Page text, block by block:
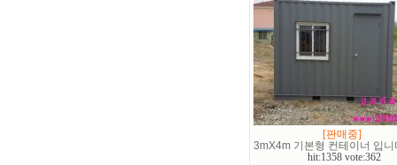
[판매중]
3mX4m 기본형 컨테이너 입니
hit:1358 vote:362